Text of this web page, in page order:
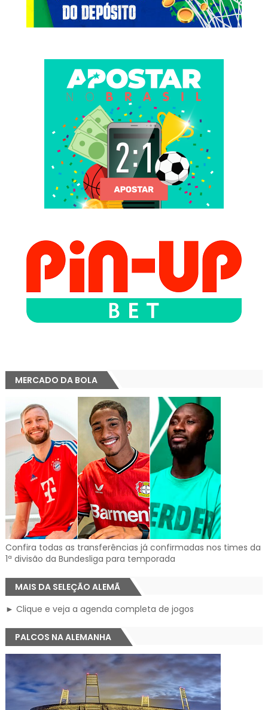
MERCADO DA BOLA
Confira todas as transferências já confirmadas nos times da
1ª divisão da Bundesliga para temporada
MAIS DA SELEÇÃO ALEMÃ
► Clique e veja a agenda completa de jogos
PALCOS NA ALEMANHA